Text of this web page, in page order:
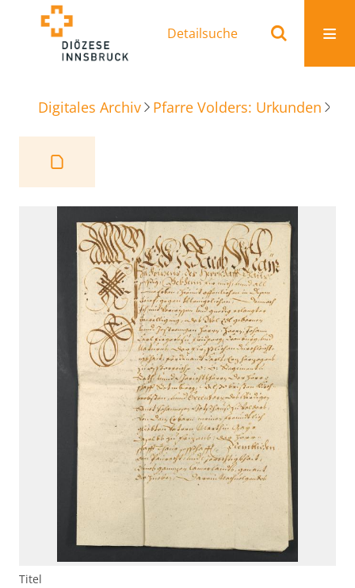
Detailsuche
Digitales Archiv Pfarre Volders: Urkunden
Titel